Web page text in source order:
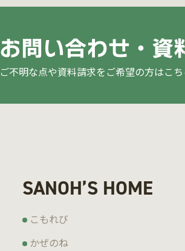
お問い合わせ・資
ご不明な点や資料請求をご希望の方はこち
SANOH’S HOME
こもれび
かぜのね